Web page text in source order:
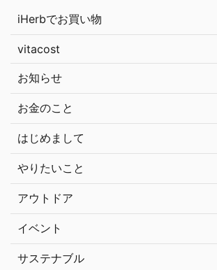
iHerbでお買い物
vitacost
お知らせ
お金のこと
はじめまして
やりたいこと
アウトドア
イベント
サステナブル